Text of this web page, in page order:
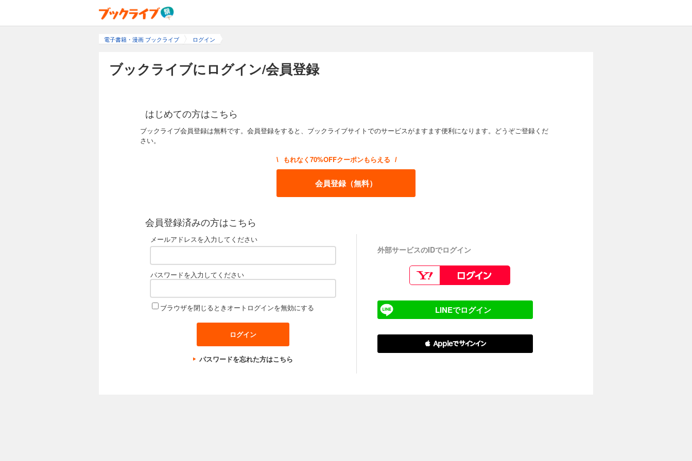
電子書籍・漫画 ブックライブ ログイン
ブックライブにログイン/会員登録
はじめての方はこちら
ブックライブ会員登録は無料です。会員登録をすると、ブックライブサイトでのサービスがますます便利になります。どうぞご登録くだ
さい。
\ もれなく70%OFFクーポンもらえる /
会員登録（無料）
会員登録済みの方はこちら
メールアドレスを入力してください
パスワードを入力してください
ブラウザを閉じるときオートログインを無効にする
パスワードを忘れた方はこちら
外部サービスのIDでログイン
LINEでログイン
 Appleでサインイン